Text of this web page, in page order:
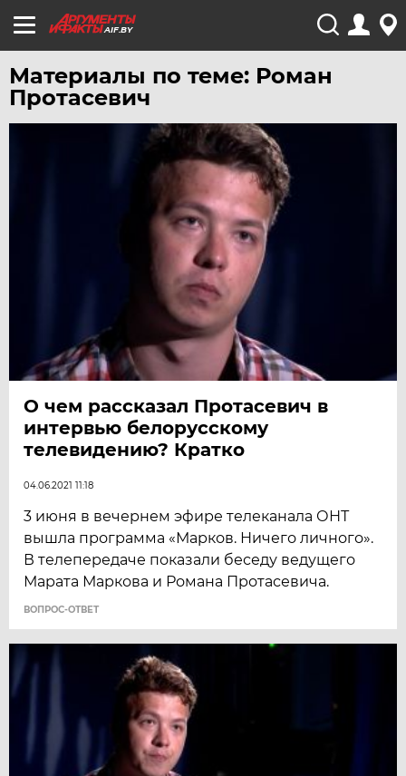
AIF.BY
Материалы по теме: Роман
Протасевич
О чем рассказал Протасевич в
интервью белорусскому
телевидению? Кратко
04.06.2021 11:18
3 июня в вечернем эфире телеканала ОНТ
вышла программа «Марков. Ничего личного».
В телепередаче показали беседу ведущего
Марата Маркова и Романа Протасевича.
ВОПРОС-ОТВЕТ